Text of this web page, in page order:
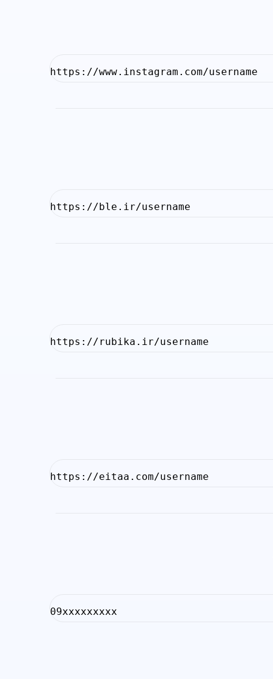
https://www.instagram.com/username
https://ble.ir/username
https://rubika.ir/username
https://eitaa.com/username
09xxxxxxxxx